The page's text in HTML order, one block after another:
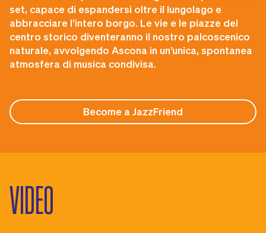
set, capace di espandersi oltre il lungolago e
abbracciare l’intero borgo. Le vie e le piazze del
centro storico diventeranno il nostro palcoscenico
naturale, avvolgendo Ascona in un’unica, spontanea
atmosfera di musica condivisa.
Become a JazzFriend
VIDEO